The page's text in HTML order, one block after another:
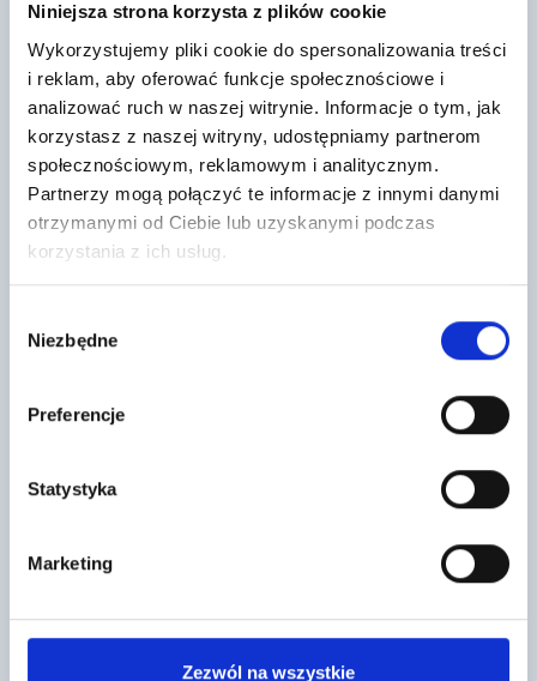
Niniejsza strona korzysta z plików cookie
Wykorzystujemy pliki cookie do spersonalizowania treści
i reklam, aby oferować funkcje społecznościowe i
analizować ruch w naszej witrynie. Informacje o tym, jak
korzystasz z naszej witryny, udostępniamy partnerom
społecznościowym, reklamowym i analitycznym.
Partnerzy mogą połączyć te informacje z innymi danymi
otrzymanymi od Ciebie lub uzyskanymi podczas
korzystania z ich usług.
zgody
Niezbędne
Preferencje
Statystyka
Marketing
Zezwól na wszystkie
Weber tynk IP INTER 25kg
26,04 zł/ szt
Poliuretanowy klej do styropianu
przyklejania płyt styropianowych
Pustak ceramiczny PC 115
12,5szt./m2 (144szt./pal)
4
Podkarpacka to materiał
składzie, który jest przeznaczony
Styropian Termo Organika EPS
jakości płyty styropianowe,
LONGLIFE MAT Czarny NELSKAMP
7,68 zł/ szt